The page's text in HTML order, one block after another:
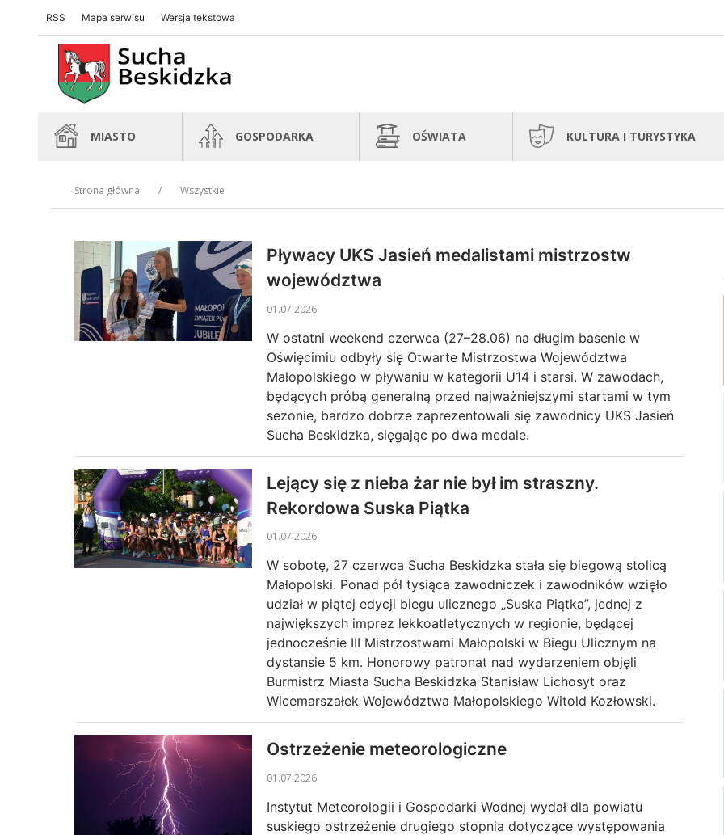
RSS Mapa serwisu Wersja tekstowa
Sucha Beskidzka
MIASTO GOSPODARKA OŚWIATA KULTURA I TURYSTYKA
Strona główna Wszystkie
Pływacy UKS Jasień medalistami mistrzostw
województwa
01.07.2026
W ostatni weekend czerwca (27–28.06) na długim basenie w
Oświęcimiu odbyły się Otwarte Mistrzostwa Województwa
Małopolskiego w pływaniu w kategorii U14 i starsi. W zawodach,
będących próbą generalną przed najważniejszymi startami w tym
sezonie, bardzo dobrze zaprezentowali się zawodnicy UKS Jasień
Sucha Beskidzka, sięgając po dwa medale.
Lejący się z nieba żar nie był im straszny.
Rekordowa Suska Piątka
01.07.2026
W sobotę, 27 czerwca Sucha Beskidzka stała się biegową stolicą
Małopolski. Ponad pół tysiąca zawodniczek i zawodników wzięło
udział w piątej edycji biegu ulicznego „Suska Piątka”, jednej z
największych imprez lekkoatletycznych w regionie, będącej
jednocześnie III Mistrzostwami Małopolski w Biegu Ulicznym na
dystansie 5 km. Honorowy patronat nad wydarzeniem objęli
Burmistrz Miasta Sucha Beskidzka Stanisław Lichosyt oraz
Wicemarszałek Województwa Małopolskiego Witold Kozłowski.
Ostrzeżenie meteorologiczne
01.07.2026
Instytut Meteorologii i Gospodarki Wodnej wydał dla powiatu
suskiego ostrzeżenie drugiego stopnia dotyczące występowania